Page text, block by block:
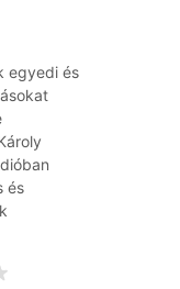
egyedi és
és